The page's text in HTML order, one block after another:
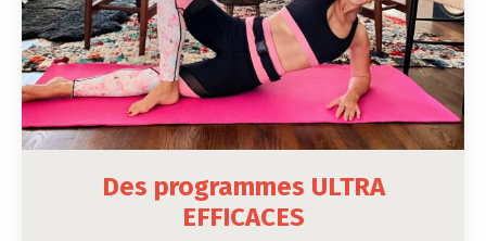
Des programmes ULTRA
EFFICACES